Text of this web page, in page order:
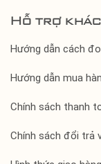
Hỗ trợ
Hướng dẫn cách
Hướng dẫn mua
Chính sách thanh
Chính sách đổi trả